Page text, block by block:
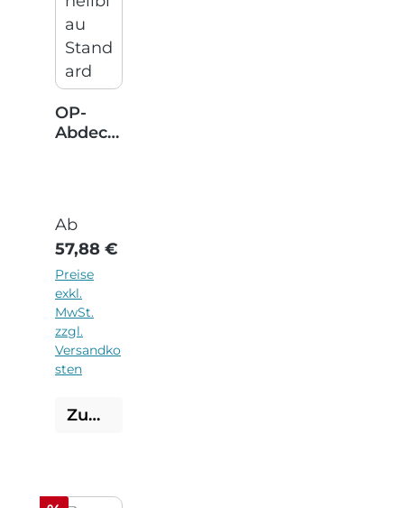
OP-
Abdeck
Regulärer Preis:
Ab
57,88 €
Preise
exkl.
MwSt.
zzgl.
Versandko
sten
Zum Produkt